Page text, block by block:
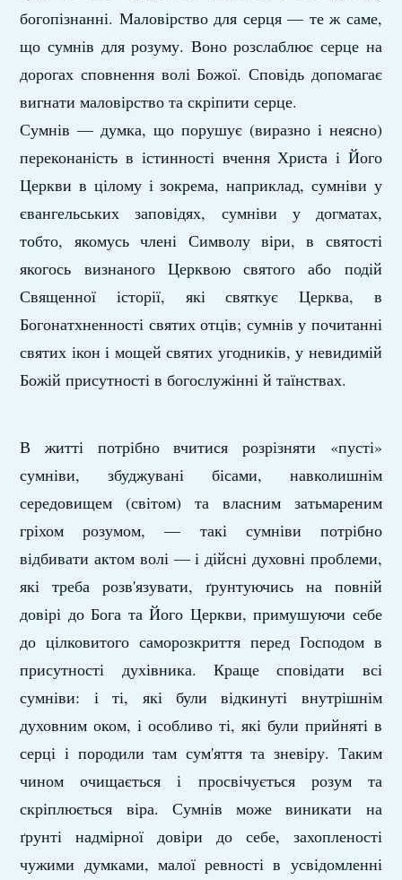
богопізнанні. Маловірство для серця — те ж саме,
що сумнів для розуму. Воно розслаблює серце на
дорогах сповнення волі Божої. Сповідь допомагає
вигнати маловірство та скріпити серце.
Сумнів — думка, що порушує (виразно і неясно)
переконаність в істинності вчення Христа і Його
Церкви в цілому і зокрема, наприклад, сумніви у
євангельських заповідях, сумніви у догматах,
тобто, якомусь члені Символу віри, в святості
якогось визнаного Церквою святого або подій
Священної історії, які святкує Церква, в
Богонатхненності святих отців; сумнів у почитанні
святих ікон і мощей святих угодників, у невидимій
Божій присутності в богослужінні й таїнствах.
В житті потрібно вчитися розрізняти «пусті»
сумніви, збуджувані бісами, навколишнім
середовищем (світом) та власним затьмареним
гріхом розумом, — такі сумніви потрібно
відбивати актом волі — і дійсні духовні проблеми,
які треба розв'язувати, ґрунтуючись на повній
довірі до Бога та Його Церкви, примушуючи себе
до цілковитого саморозкриття перед Господом в
присутності духівника. Краще сповідати всі
сумніви: і ті, які були відкинуті внутрішнім
духовним оком, і особливо ті, які були прийняті в
серці і породили там сум'яття та зневіру. Таким
чином очищається і просвічується розум та
скріплюється віра. Сумнів може виникати на
ґрунті надмірної довіри до себе, захопленості
чужими думками, малої ревності в усвідомленні